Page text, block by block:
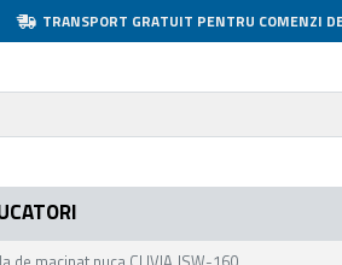
TRANSPORT GRATUIT PENTRU COMENZI